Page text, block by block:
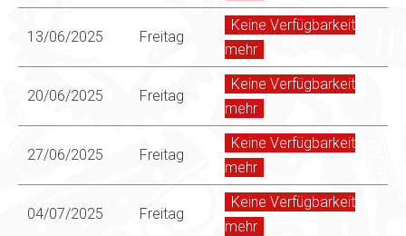
13/06/2025 Freitag
Keine Verfügbarkeit
mehr
20/06/2025 Freitag
Keine Verfügbarkeit
mehr
27/06/2025 Freitag
Keine Verfügbarkeit
mehr
04/07/2025 Freitag
Keine Verfügbarkeit
mehr